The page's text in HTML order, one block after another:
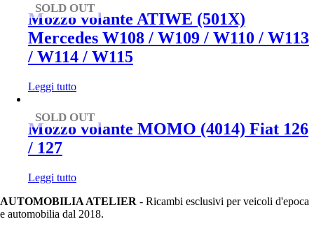
SOLD OUT
Mozzo volante ATIWE (501X)
Mercedes W108 / W109 / W110 / W113
/ W114 / W115
Leggi tutto
SOLD OUT
Mozzo volante MOMO (4014) Fiat 126
/ 127
Leggi tutto
AUTOMOBILIA ATELIER - Ricambi esclusivi per veicoli d'epoca
e automobilia dal 2018.